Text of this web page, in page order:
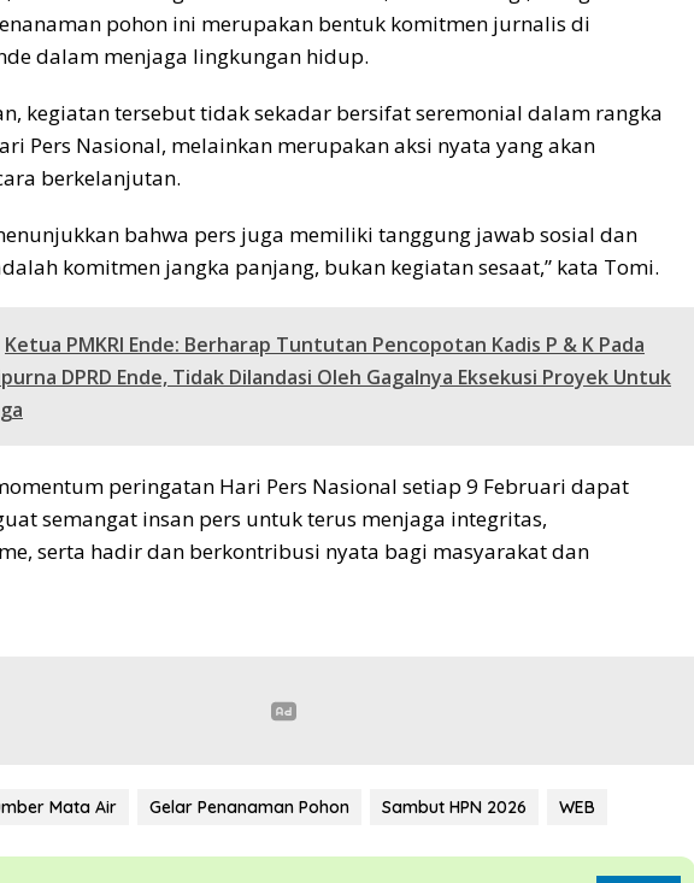
pohon ini merupakan bentuk komitmen jurnalis di
dalam menjaga lingkungan hidup.
kegiatan tersebut tidak sekadar bersifat seremonial dalam rangka
Pers Nasional, melainkan merupakan aksi nyata yang akan
berkelanjutan.
bahwa pers juga memiliki tanggung jawab sosial dan
komitmen jangka panjang, bukan kegiatan sesaat,” kata Tomi.
Ketua PMKRI Ende: Berharap Tuntutan Pencopotan Kadis P & K Pada
DPRD Ende, Tidak Dilandasi Oleh Gagalnya Eksekusi Proyek Untuk
peringatan Hari Pers Nasional setiap 9 Februari dapat
semangat insan pers untuk terus menjaga integritas,
serta hadir dan berkontribusi nyata bagi masyarakat dan
Mata Air Gelar Penanaman Pohon Sambut HPN 2026 WEB